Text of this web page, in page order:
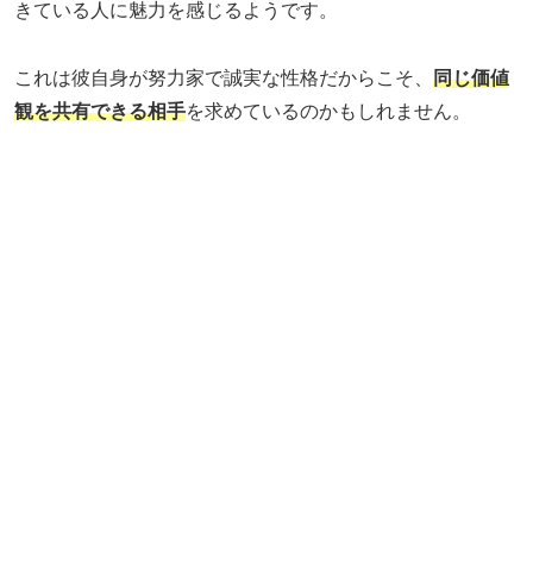
きている人に魅力を感じるようです。
これは彼自身が努力家で誠実な性格だからこそ、 同じ価値
観を共有できる相手を求めているのかもしれません。